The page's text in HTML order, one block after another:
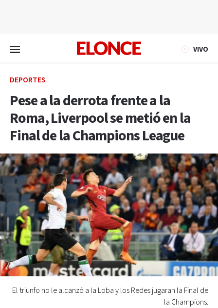
VIVO
DEPORTES
Pese a la derrota frente a la
Roma, Liverpool se metió en la
Final de la Champions League
El triunfo no le alcanzó a la Loba y los Redes jugaran la Final de
la Champions.